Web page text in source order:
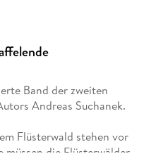
Band der zweiten
Andreas Suchanek.
Flüsterwald stehen vor
die Flüsterwälder